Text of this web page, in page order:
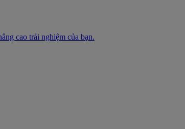
cao trải nghiệm của bạn.